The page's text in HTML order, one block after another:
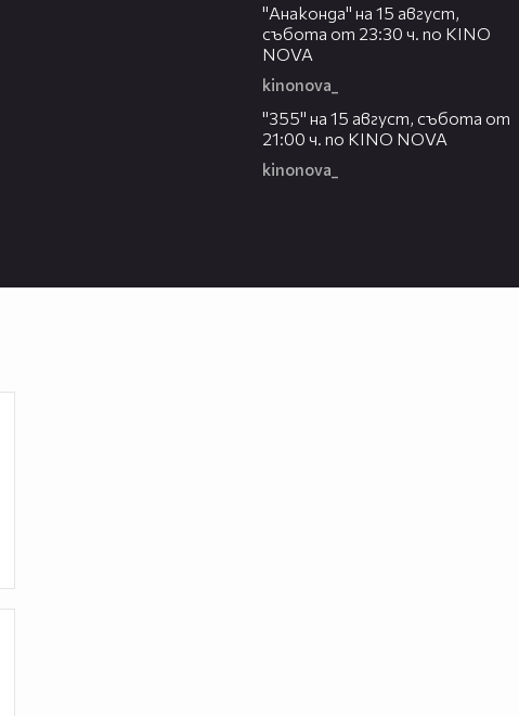
"Анаконда" на 15 август,
събота от 23:30 ч. по KINO
NOVA
kinonova_
"355" на 15 август, събота от
21:00 ч. по KINO NOVA
kinonova_